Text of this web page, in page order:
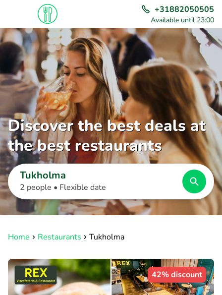
+31882050505
Available until 23:00
Discover the best deals at
the best restaurants
Tukholma
2 people • Flexible date
Home Restaurants Tukholma
42% discount